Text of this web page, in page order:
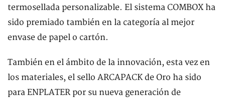
termosellada personalizable. El sistema COMBOX ha
sido premiado también en la categoría al mejor
envase de papel o cartón.
También en el ámbito de la innovación, esta vez en
los materiales, el sello ARCAPACK de Oro ha sido
para ENPLATER por su nueva generación de